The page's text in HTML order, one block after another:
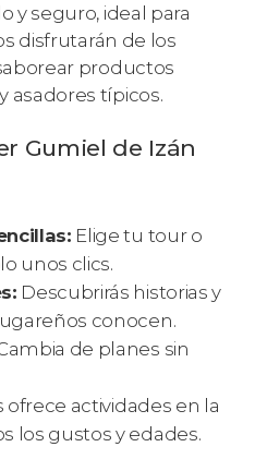
y seguro, ideal para
disfrutarán de los
productos
asadores típicos.
Gumiel de Izán
Elige tu tour o
unos clics.
Descubrirás historias y
conocen.
de planes sin
ofrece actividades en la
los gustos y edades.